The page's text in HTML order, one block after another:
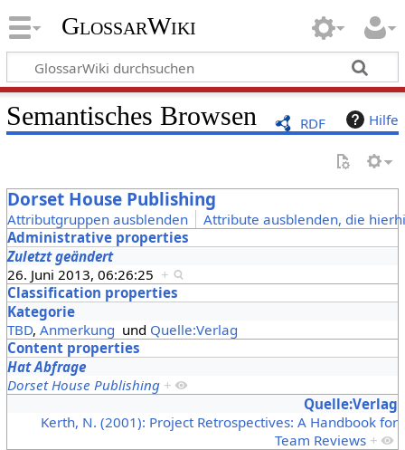
GlossarWiki
RDF Hilfe
Semantisches Browsen
Dorset House Publishing
Attributgruppen ausblenden
Attribute ausblenden, die
Administrative properties
Zuletzt geändert
26. Juni 2013, 06:26:25 +
Classification properties
Kategorie
TBD, Anmerkung und Quelle:Verlag
Content properties
Hat Abfrage
Dorset House Publishing +
Quelle:Verlag
Kerth, N. (2001): Project Retrospectives: A Handbook for
Team Reviews +